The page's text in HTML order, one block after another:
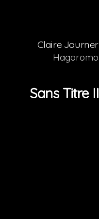
Claire Journer
Hagoromo
Sans Titre II